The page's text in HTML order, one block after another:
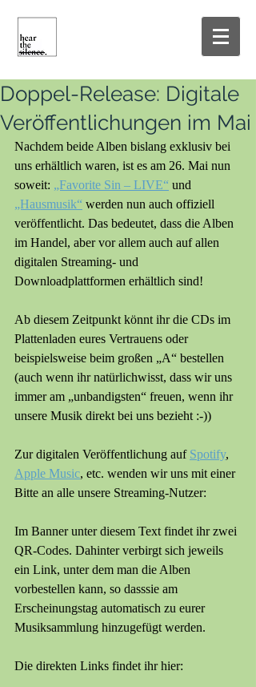
Doppel-Release: Digitale
Veröffentlichungen im Mai
Nachdem beide Alben bislang exklusiv bei
uns erhältlich waren, ist es am 26. Mai nun
soweit: „Favorite Sin – LIVE“ und
„Hausmusik“ werden nun auch offiziell
veröffentlicht. Das bedeutet, dass die Alben
im Handel, aber vor allem auch auf allen
digitalen Streaming- und
Downloadplattformen erhältlich sind!
Ab diesem Zeitpunkt könnt ihr die CDs im
Plattenladen eures Vertrauens oder
beispielsweise beim großen „A“ bestellen
(auch wenn ihr natürlichwisst, dass wir uns
immer am „unbandigsten“ freuen, wenn ihr
unsere Musik direkt bei uns bezieht :-))
Zur digitalen Veröffentlichung auf Spotify,
Apple Music, etc. wenden wir uns mit einer
Bitte an alle unsere Streaming-Nutzer:
Im Banner unter diesem Text findet ihr zwei
QR-Codes. Dahinter verbirgt sich jeweils
ein Link, unter dem man die Alben
vorbestellen kann, so dasssie am
Erscheinungstag automatisch zu eurer
Musiksammlung hinzugefügt werden.
Die direkten Links findet ihr hier: